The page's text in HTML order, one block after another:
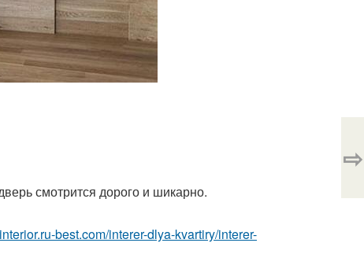
смотрится дорого и шикарно.
best.com/interer-dlya-kvartiry/interer-
⇨